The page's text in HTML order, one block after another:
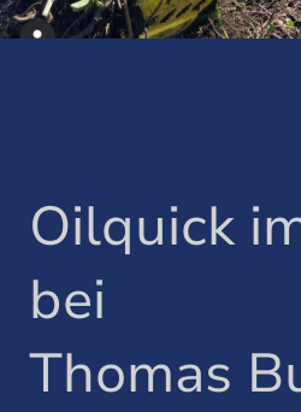
Oilquick
bei
Thomas